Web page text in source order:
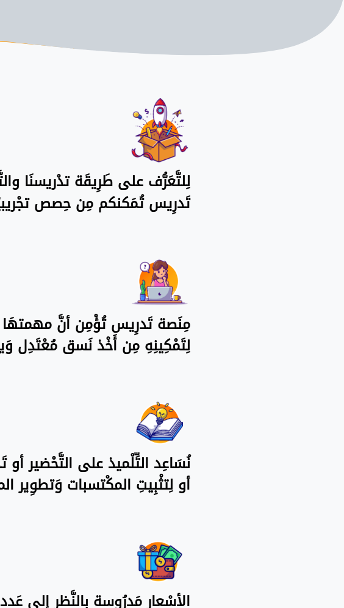
لِلتَّعَرُّف على طَرِيقَة تدْريسنَا
تَدرِيس تُمَكنكم مِن حِصص
مِنَصة تَدرِيس تُؤْمِن أنَّ مهمتهَا
لِتَمْكِينِهِ مِن أَخْذ نَسق مُعْتَدِل
نُسَاعِد التِّلْميذ على التَّحْضير
أو لِتثْبِيتِ المكْتسبات وَتطوِير
الأسْعار مَدرُوسة بِالنَّظر إِلى